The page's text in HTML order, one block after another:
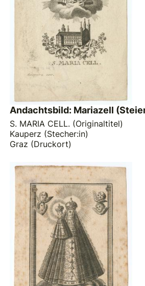
Andachtsbild: Mariazell
S. MARIA CELL. (Originaltitel)
Kauperz (Stecher:in)
Graz (Druckort)